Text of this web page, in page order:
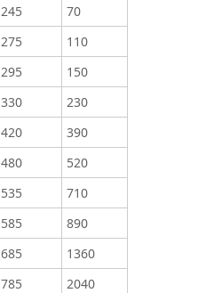
245
70
275
110
295
150
330
230
420
390
480
520
535
710
585
890
685
1360
785 2040